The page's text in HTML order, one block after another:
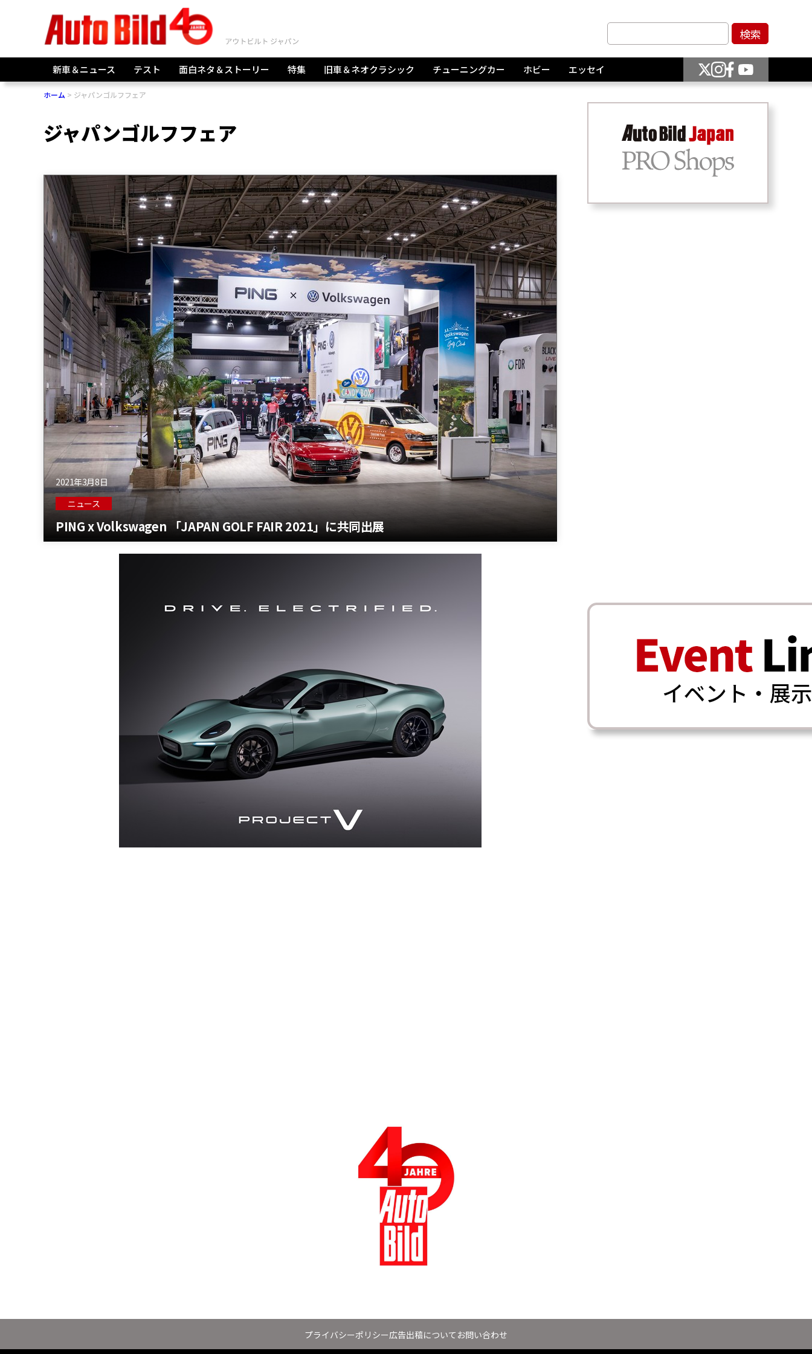
新車＆ニュース テスト 面白ネタ＆ストーリー 特集 旧車＆ネオクラシック チューニングカー ホビー エッセイ
ホーム ジャパンゴルフフェア
ジャパンゴルフフェア
2021年3月8日
ニュース
PING x Volkswagen 「JAPAN GOLF FAIR 2021」に共同出展
プライバシーポリシー広告出稿について お問い合わせ